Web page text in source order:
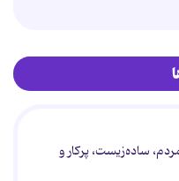
ساده‌زیست، پرکار و